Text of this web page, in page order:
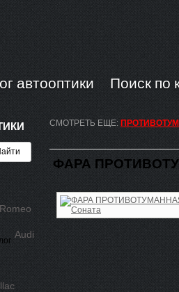
автооптики Поиск по
СМОТРЕТЬ ЕЩЕ:
ФАРА
Audi